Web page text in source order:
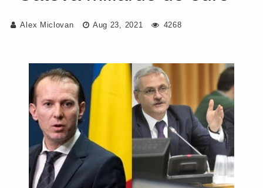
Alex Miclovan Aug 23, 2021 4268